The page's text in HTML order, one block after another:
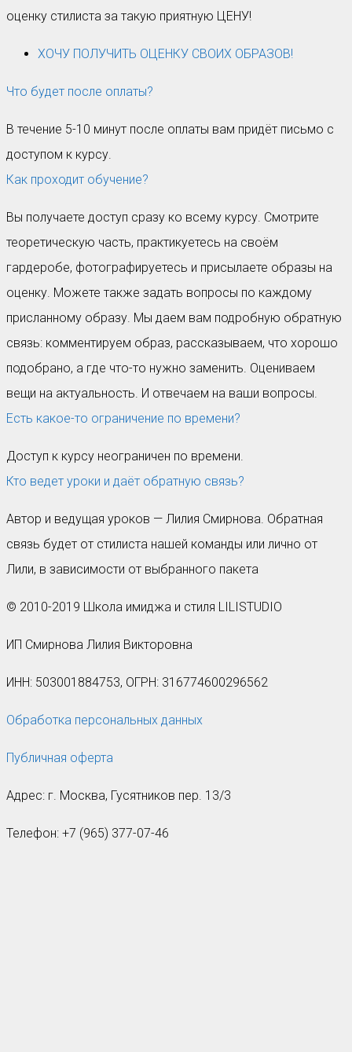
оценку стилиста за такую приятную ЦЕНУ!
ХОЧУ ПОЛУЧИТЬ ОЦЕНКУ СВОИХ ОБРАЗОВ!
Что будет после оплаты?
В течение 5-10 минут после оплаты вам придёт письмо с
доступом к курсу.
Как проходит обучение?
Вы получаете доступ сразу ко всему курсу. Смотрите
теоретическую часть, практикуетесь на своём
гардеробе, фотографируетесь и присылаете образы на
оценку. Можете также задать вопросы по каждому
присланному образу. Мы даем вам подробную обратную
связь: комментируем образ, рассказываем, что хорошо
подобрано, а где что-то нужно заменить. Оцениваем
вещи на актуальность. И отвечаем на ваши вопросы.
Есть какое-то ограничение по времени?
Доступ к курсу неограничен по времени.
Кто ведет уроки и даёт обратную связь?
Автор и ведущая уроков — Лилия Смирнова. Обратная
связь будет от стилиста нашей команды или лично от
Лили, в зависимости от выбранного пакета
© 2010-2019 Школа имиджа и стиля LILISTUDIO
ИП Смирнова Лилия Викторовна
ИНН: 503001884753, ОГРН: 316774600296562
Обработка персональных данных
Публичная оферта
Адрес: г. Москва, Гусятников пер. 13/3
Телефон: +7 (965) 377-07-46